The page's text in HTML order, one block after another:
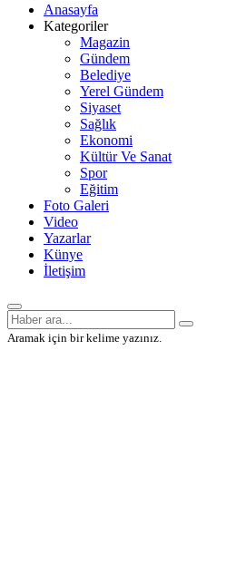
Anasayfa
Kategoriler
Magazin
Gündem
Belediye
Yerel Gündem
Siyaset
Sağlık
Ekonomi
Kültür Ve Sanat
Spor
Eğitim
Foto Galeri
Video
Yazarlar
Künye
İletişim
Aramak için bir kelime yazınız.